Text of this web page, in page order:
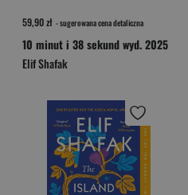
59,90 zł - sugerowana cena detaliczna
10 minut i 38 sekund wyd. 2025
Elif Shafak